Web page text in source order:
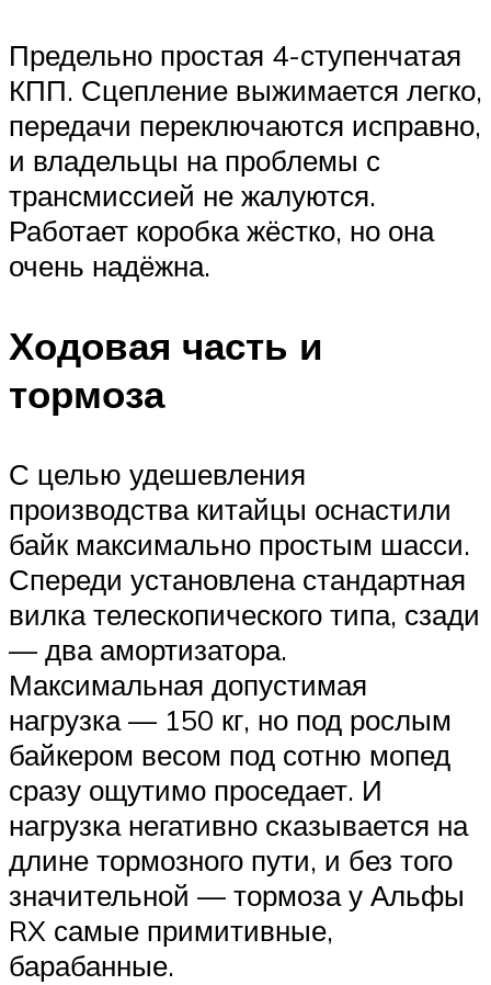
Предельно простая 4-ступенчатая
КПП. Сцепление выжимается легко,
передачи переключаются исправно,
и владельцы на проблемы с
трансмиссией не жалуются.
Работает коробка жёстко, но она
очень надёжна.
Ходовая часть и
тормоза
С целью удешевления
производства китайцы оснастили
байк максимально простым шасси.
Спереди установлена стандартная
вилка телескопического типа, сзади
— два амортизатора.
Максимальная допустимая
нагрузка — 150 кг, но под рослым
байкером весом под сотню мопед
сразу ощутимо проседает. И
нагрузка негативно сказывается на
длине тормозного пути, и без того
значительной — тормоза у Альфы
RX самые примитивные,
барабанные.